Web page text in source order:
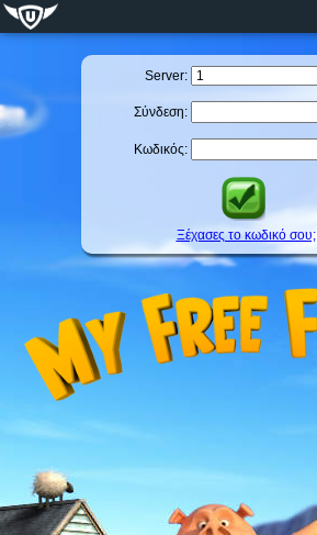
Server:
Σύνδεση:
Κωδικός:
Ξέχασες το κωδικό σου;